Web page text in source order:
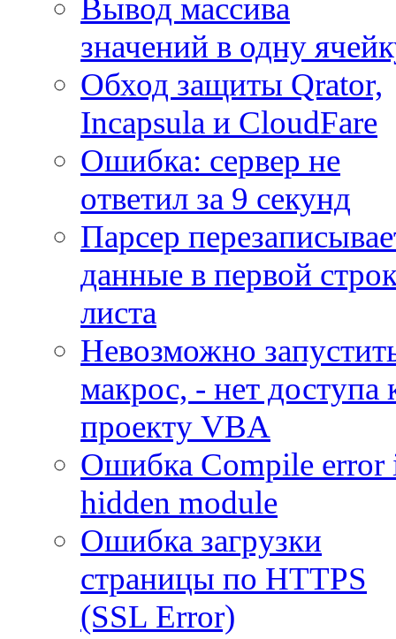
Вывод массива
значений в одну
Обход защиты Qrator,
Incapsula и CloudFare
Ошибка: сервер не
ответил за 9 секунд
Парсер
данные в первой
листа
Невозможно
макрос, - нет доступа
проекту VBA
Ошибка Compile error
hidden module
Ошибка загрузки
страницы по HTTPS
(SSL Error)